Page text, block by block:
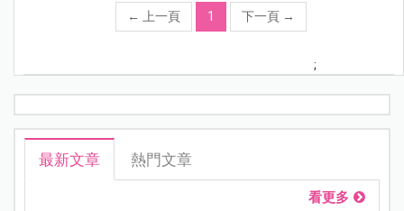
← 上一頁 1 下一頁 →
;
最新文章 熱門文章
看更多